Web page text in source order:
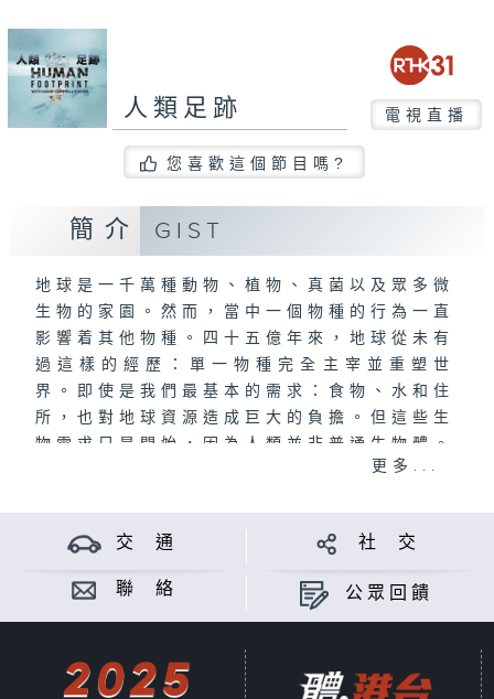
人類足跡 電視直播
您喜歡這個節目嗎?
簡介 GIST
地球是一千萬種動物、植物、真菌以及眾多微
生物的家園。然而，當中一個物種的行為一直
影響着其他物種。四十五億年來，地球從未有
過這樣的經歷：單一物種完全主宰並重塑世
界。即使是我們最基本的需求：食物、水和住
所，也對地球資源造成巨大的負擔。但這些生
物需求只是開始，因為人類並非普通生物體。
跡。每集以科學為基礎，但關注的核心是人類
的本性。尚恩透與不同人物互動時發現，我們
重塑世界不僅因為生物需求，更受到我們社
下，我們的「足跡」變成一面透視鏡，透過它
讓我們探索及更了解人類在地球上的角色。雖
更多...
交 通 社 交
聯 絡 公眾回饋